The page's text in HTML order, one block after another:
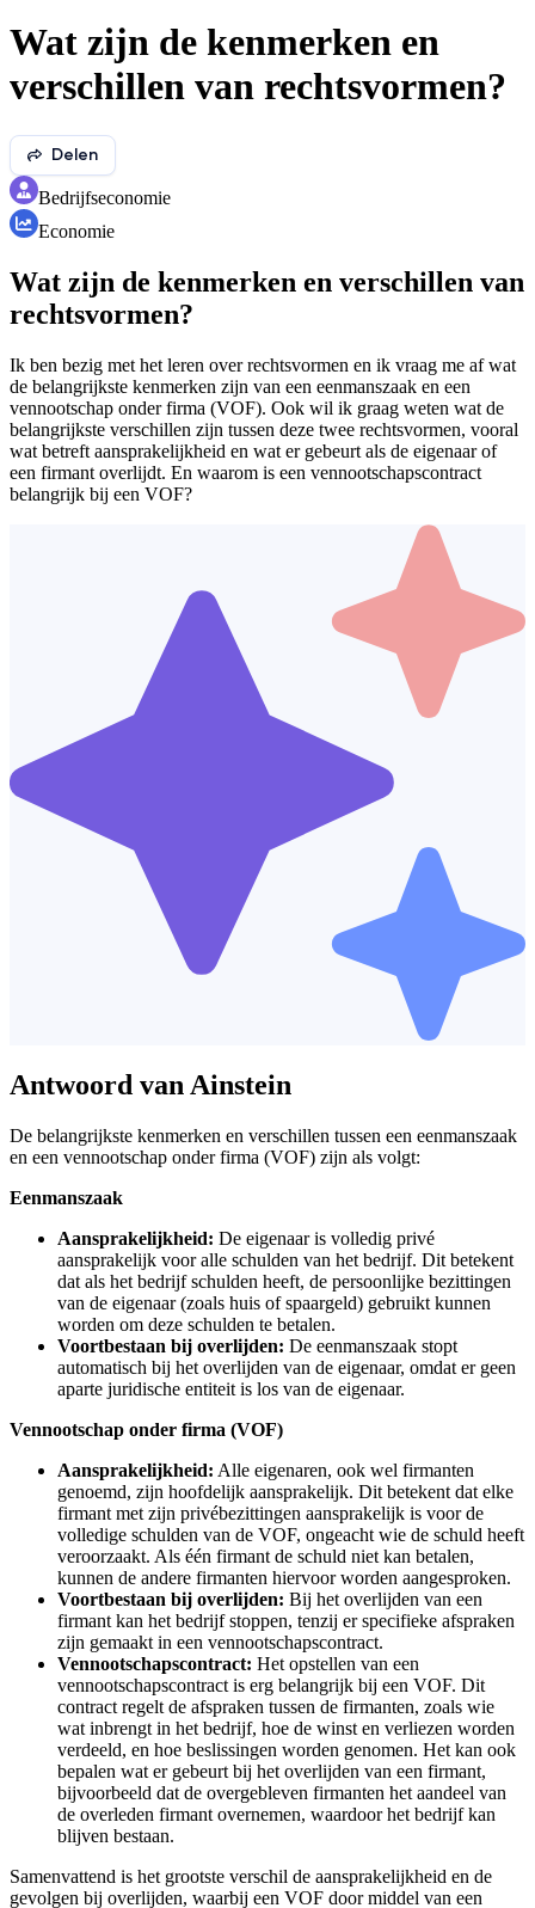
Wat zijn de kenmerken en
verschillen van rechtsvormen?
Delen
Bedrijfseconomie
Economie
Wat zijn de kenmerken en verschillen van
rechtsvormen?
Ik ben bezig met het leren over rechtsvormen en ik vraag me af wat
de belangrijkste kenmerken zijn van een eenmanszaak en een
vennootschap onder firma (VOF). Ook wil ik graag weten wat de
belangrijkste verschillen zijn tussen deze twee rechtsvormen, vooral
wat betreft aansprakelijkheid en wat er gebeurt als de eigenaar of
een firmant overlijdt. En waarom is een vennootschapscontract
belangrijk bij een VOF?
Antwoord van Ainstein
De belangrijkste kenmerken en verschillen tussen een eenmanszaak
en een vennootschap onder firma (VOF) zijn als volgt:
Eenmanszaak
Aansprakelijkheid: De eigenaar is volledig privé
aansprakelijk voor alle schulden van het bedrijf. Dit betekent
dat als het bedrijf schulden heeft, de persoonlijke bezittingen
van de eigenaar (zoals huis of spaargeld) gebruikt kunnen
worden om deze schulden te betalen.
Voortbestaan bij overlijden: De eenmanszaak stopt
automatisch bij het overlijden van de eigenaar, omdat er geen
aparte juridische entiteit is los van de eigenaar.
Vennootschap onder firma (VOF)
Aansprakelijkheid: Alle eigenaren, ook wel firmanten
genoemd, zijn hoofdelijk aansprakelijk. Dit betekent dat elke
firmant met zijn privébezittingen aansprakelijk is voor de
volledige schulden van de VOF, ongeacht wie de schuld heeft
veroorzaakt. Als één firmant de schuld niet kan betalen,
kunnen de andere firmanten hiervoor worden aangesproken.
Voortbestaan bij overlijden: Bij het overlijden van een
firmant kan het bedrijf stoppen, tenzij er specifieke afspraken
zijn gemaakt in een vennootschapscontract.
Vennootschapscontract: Het opstellen van een
vennootschapscontract is erg belangrijk bij een VOF. Dit
contract regelt de afspraken tussen de firmanten, zoals wie
wat inbrengt in het bedrijf, hoe de winst en verliezen worden
verdeeld, en hoe beslissingen worden genomen. Het kan ook
bepalen wat er gebeurt bij het overlijden van een firmant,
bijvoorbeeld dat de overgebleven firmanten het aandeel van
de overleden firmant overnemen, waardoor het bedrijf kan
blijven bestaan.
Samenvattend is het grootste verschil de aansprakelijkheid en de
gevolgen bij overlijden, waarbij een VOF door middel van een